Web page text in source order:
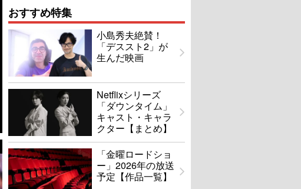
おすすめ特集
小島秀夫絶賛！
「デススト2」が
生んだ映画
Netflixシリーズ
「ダウンタイム」
キャスト・キャラ
クター【まとめ】
「金曜ロードショ
ー」2026年の放送
予定【作品一覧】